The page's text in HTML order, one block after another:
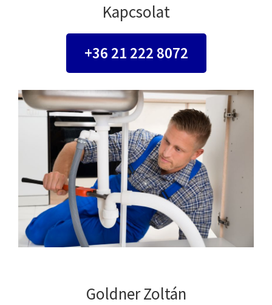
Kapcsolat
+36 21 222 8072
Goldner Zoltán